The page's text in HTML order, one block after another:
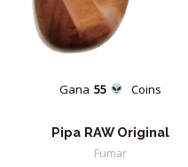
Gana 55 Coins
Pipa RAW Original
Fumar